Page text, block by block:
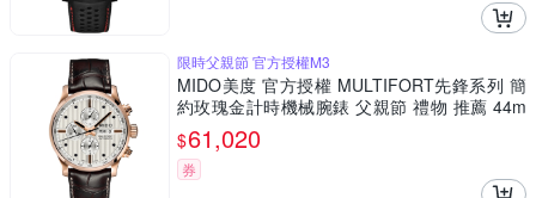
限時父親節 官方授權M3
MIDO美度 官方授權 MULTIFORT先鋒系列 簡
約玫瑰金計時機械腕錶 父親節 禮物 推薦 44m
m/M0056143603100
$61,020
券